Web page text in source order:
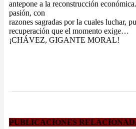
antepone a la reconstrucción
pasión, con
razones sagradas por la cuales luchar,
recuperación que el momento exige…
¡CHÁVEZ, GIGANTE MORAL!
PUBLICACIONES